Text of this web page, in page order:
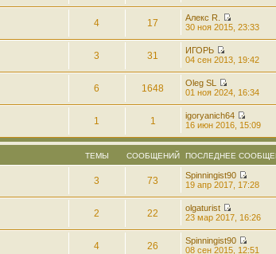
4 17
Алекс R.
30 ноя 2015, 23:33
3 31
ИГОРЬ
04 сен 2013, 19:42
6 1648
Oleg SL
01 ноя 2024, 16:34
1 1
igoryanich64
16 июн 2016, 15:09
ТЕМЫ СООБЩЕНИЙ ПОСЛЕДНЕЕ
3 73
Spinningist90
19 апр 2017, 17:28
2 22
olgaturist
23 мар 2017, 16:26
4 26
Spinningist90
08 сен 2015, 12:51